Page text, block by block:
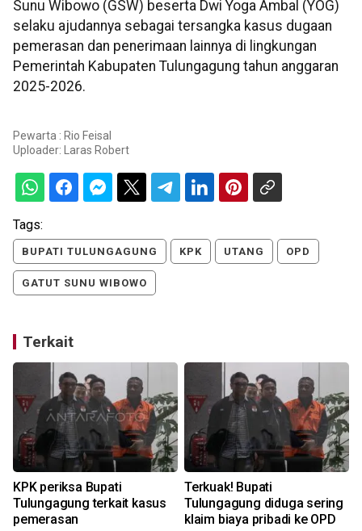
Sunu Wibowo (GSW) beserta Dwi Yoga Ambal (YOG)
selaku ajudannya sebagai tersangka kasus dugaan
pemerasan dan penerimaan lainnya di lingkungan
Pemerintah Kabupaten Tulungagung tahun anggaran
2025-2026.
Pewarta : Rio Feisal
Uploader:
Laras Robert
Tags:
BUPATI TULUNGAGUNG KPK UTANG OPD
GATUT SUNU WIBOWO
Terkait
KPK periksa Bupati
Tulungagung terkait kasus
pemerasan
Terkuak! Bupati
Tulungagung diduga sering
klaim biaya pribadi ke OPD